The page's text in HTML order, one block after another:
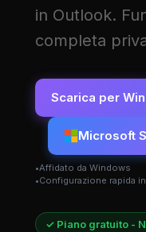
in Outlook.
completa
Scarica per
Microsoft
Affidato da Windows
Configurazione rapida
✓ Piano gratuito -